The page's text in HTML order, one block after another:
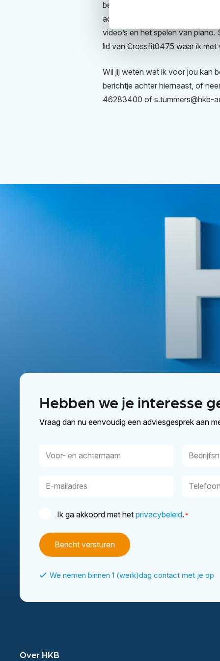
betreft hobby’s, hou ik me bezig
activiteiten, zoals het maken
video’s en het spelen van piano.
lid van Crossfit0475 waar ik met
Wil jij weten wat ik voor jou kan
berichtje achter hiernaast, of
46283400 of s.tummers@hkb-
Hebben we je interesse
Vraag dan nu eenvoudig een adviesgesprek aan
Voor-
E-
Instemming
Ik ga akkoord met het privacybeleid. *
We nemen binnen 1 (werk)dag contact met je op
Over HKB